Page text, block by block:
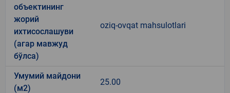
объектининг
жорий
ихтисослашуви
(агар мавжуд
бўлса)
oziq-ovqat mahsulotlari
Умумий майдони
(м2)
25.00